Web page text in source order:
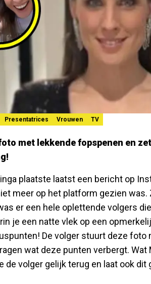
Presentatrices Vrouwen TV
met lekkende fopspenen en
plaatste laatst een bericht op
meer op het platform gezien
er een hele oplettende volgers
je een natte vlek op een
De volger stuurt deze foto
wat deze punten verbergt. Wat
de volger gelijk terug en laat ook